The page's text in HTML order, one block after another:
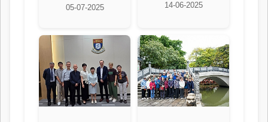
05-07-2025 14-06-2025